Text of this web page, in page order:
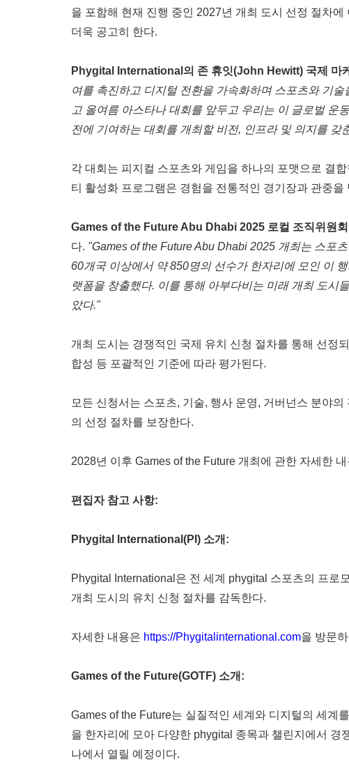
을 포함해 현재 진행 중인 2027년 개최 도시 선정 절차
더욱 공고히 한다.
Phygital International의 존 휴잇(John Hewitt) 국제 마
여를 촉진하고 디지털 전환을 가속화하며 스포츠와 기
고 올여름 아스타나 대회를 앞두고 우리는 이 글로벌
전에 기여하는 대회를 개최할 비전, 인프라 및 의지를 갖
각 대회는 피지컬 스포츠와 게임을 하나의 포맷으로 결
티 활성화 프로그램은 경험을 전통적인 경기장과 관중
Games of the Future Abu Dhabi 2025 로컬 조직위원
다. "Games of the Future Abu Dhabi 2025 개최는 스포
60개국 이상에서 약 850명의 선수가 한자리에 모인 이
랫폼을 창출했다. 이를 통해 아부다비는 미래 개최 도시
았다."
개최 도시는 경쟁적인 국제 유치 신청 절차를 통해 선정
합성 등 포괄적인 기준에 따라 평가된다.
모든 신청서는 스포츠, 기술, 행사 운영, 거버넌스 분야
의 선정 절차를 보장한다.
2028년 이후 Games of the Future 개최에 관한 자세한
편집자 참고 사항:
Phygital International(PI) 소개:
Phygital International은 전 세계 phygital 스포츠의 프로
개최 도시의 유치 신청 절차를 감독한다.
자세한 내용은 https://Phygitalinternational.com을 방문
Games of the Future(GOTF) 소개:
Games of the Future는 실질적인 세계와 디지털의 세계
을 한자리에 모아 다양한 phygital 종목과 챌린지에서
나에서 열릴 예정이다.